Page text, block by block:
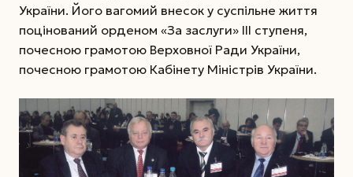
України. Його вагомий внесок у суспільне життя
поцінований орденом «За заслуги» ІІІ ступеня,
почесною грамотою Верховної Ради України,
почесною грамотою Кабінету Міністрів України.